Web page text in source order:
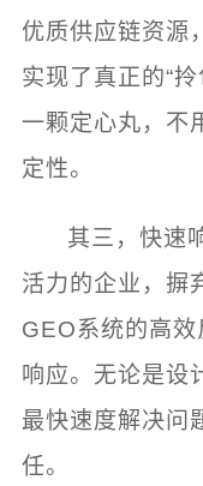
优质供应链资源
实现了真正的“
一颗定心丸，不
定性。
其三，快速
活力的企业，摒
GEO系统的高
响应。无论是设
最快速度解决问
任。